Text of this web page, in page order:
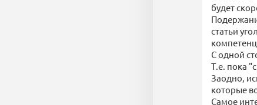
будет
статьи
С одной
Т.е. пока
Заодно,
которые
Самое